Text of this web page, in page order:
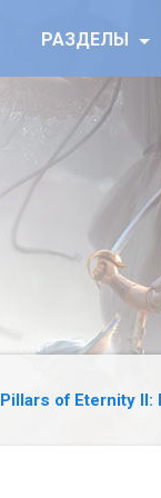
РАЗДЕЛЫ
Pillars of Eternity II: